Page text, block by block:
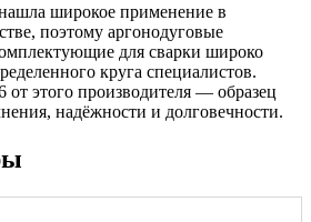
широкое применение в
поэтому аргонодуговые
для сварки широко
круга специалистов.
от этого производителя — образец
надёжности и долговечности.